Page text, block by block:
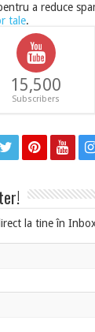
a reduce
tale.
15,500
Subscribers
la tine în